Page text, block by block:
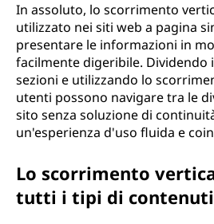
In assoluto, lo scorrimento
utilizzato nei siti web a pagina
presentare le informazioni in
facilmente digeribile. Dividendo
sezioni e utilizzando lo
utenti possono navigare tra le
sito senza soluzione di
un'esperienza d'uso fluida e
Lo scorrimento
tutti i tipi di